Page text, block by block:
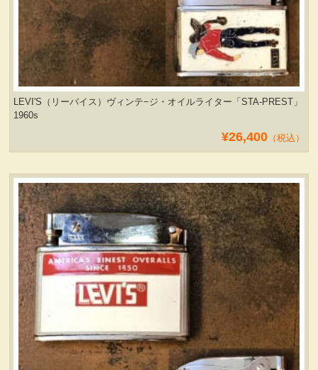
LEVI'S（リーバイス）ヴィンテ−ジ・オイルライター「STA-PREST」
1960s
¥26,400（税込）